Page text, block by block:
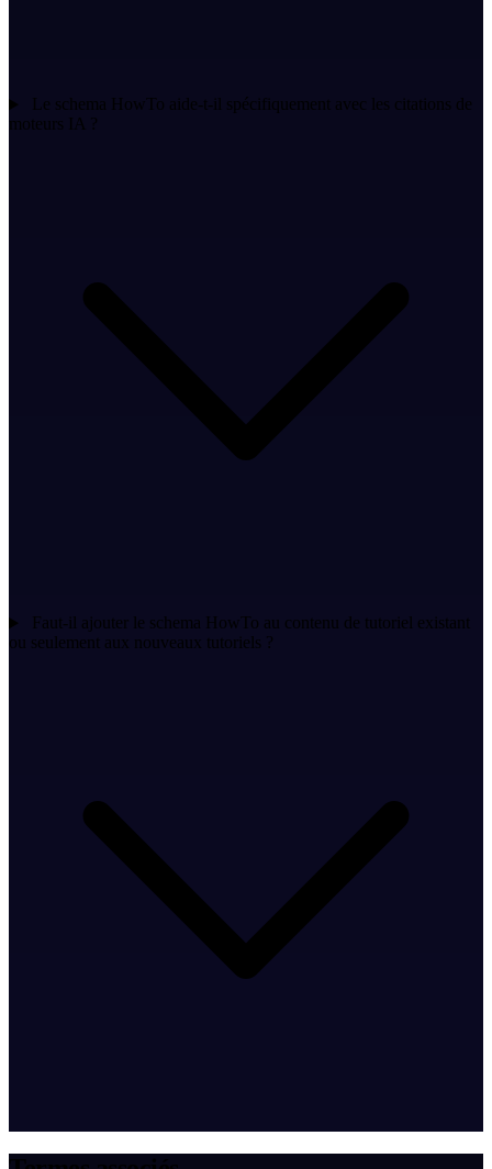
Le schema HowTo aide-t-il spécifiquement avec les citations de
moteurs IA ?
Faut-il ajouter le schema HowTo au contenu de tutoriel existant
ou seulement aux nouveaux tutoriels ?